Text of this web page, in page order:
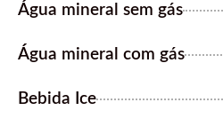
Água mineral sem gás
Água mineral com gás
Bebida Ice